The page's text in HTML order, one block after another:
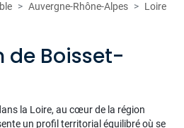
Auvergne-Rhône-Alpes
Loire
de Boisset-
la Loire, au cœur de la région
un profil territorial équilibré où se